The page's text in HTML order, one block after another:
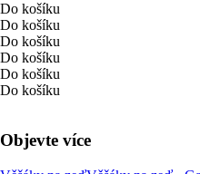
Do košíku
Do košíku
Do košíku
Do košíku
Do košíku
Do košíku
Objevte více